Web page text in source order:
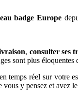
badge Europe
, consulter ses
sont plus éloquentes
temps réel sur votre
vous y pensez et avez